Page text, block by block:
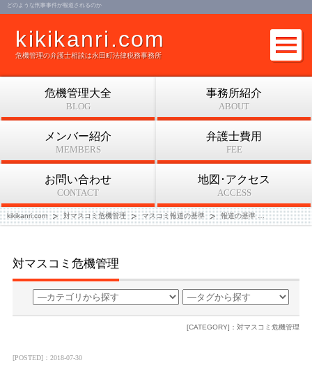
kikikanri.com
危機管理の弁護士相談は永田町法律税務事務所
どのような刑事事件が報道されるのか
危機管理大全
BLOG
事務所紹介
ABOUT
メンバー紹介
MEMBERS
弁護士費用
FEE
お問い合わせ
CONTACT
地図･アクセス
ACCESS
kikikanri.com 対マスコミ危機管理 マスコミ報道の基準 報道の基準 どのような
対マスコミ危機管理
[CATEGORY]：対マスコミ危機管理
[POSTED]：2018-07-30